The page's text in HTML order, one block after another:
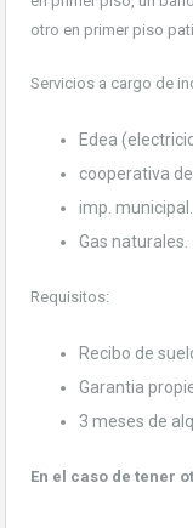
otro en primer piso
Servicios a cargo de
Edea
cooperativa
imp. municipal.
Gas naturales.
Requisitos:
Recibo de
Garantia
3 meses de
En el caso de tener